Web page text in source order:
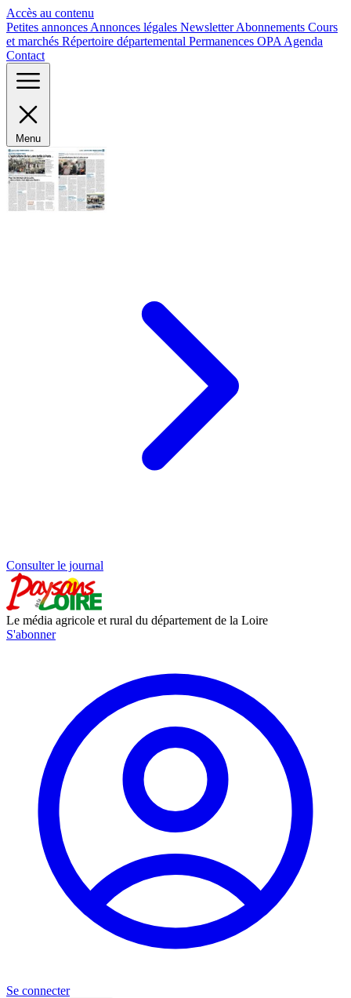
Accès au contenu
Petites annonces Annonces légales NewsletterAbonnements Cours
et marchés Répertoire départemental Permanences OPA Agenda
Contact
Menu
Consulter le journal
Le média agricole et rural du département de la Loire
S'abonner
Se connecter
Panneau de gestion des cookies